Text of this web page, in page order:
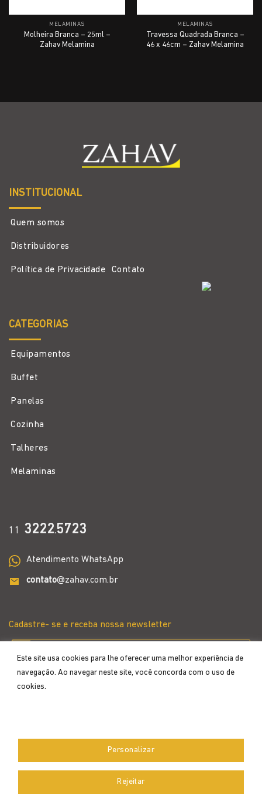
Este site usa cookies para lhe oferecer uma melhor experiência de
navegação. Ao navegar neste site, você concorda com o uso de
cookies.
Personalizar
Rejeitar
MELAMINAS
Molheira Branca – 25ml –
Zahav Melamina
MELAMINAS
Travessa Quadrada Branca –
46 x 46cm – Zahav Melamina
INSTITUCIONAL
Quem somos
Distribuidores
Política de Privacidade Contato
CATEGORIAS
Equipamentos
Buffet
Panelas
Cozinha
Talheres
Melaminas
11 3222.5723
Atendimento WhatsApp
contato@zahav.com.br
Cadastre- se e receba nossa newsletter
Desenvolvido por